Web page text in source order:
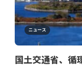
ニュース
国土交通省、循